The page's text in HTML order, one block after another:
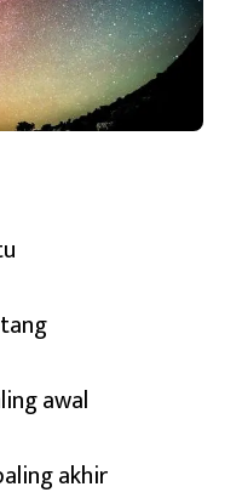
awal
akhir